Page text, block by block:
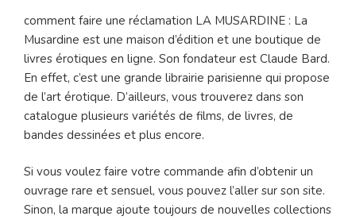
comment faire une réclamation LA MUSARDINE : La
Musardine est une maison d’édition et une boutique de
livres érotiques en ligne. Son fondateur est Claude Bard.
En effet, c’est une grande librairie parisienne qui propose
de l’art érotique. D’ailleurs, vous trouverez dans son
catalogue plusieurs variétés de films, de livres, de
bandes dessinées et plus encore.
Si vous voulez faire votre commande afin d’obtenir un
ouvrage rare et sensuel, vous pouvez l’aller sur son site.
Sinon, la marque ajoute toujours de nouvelles collections